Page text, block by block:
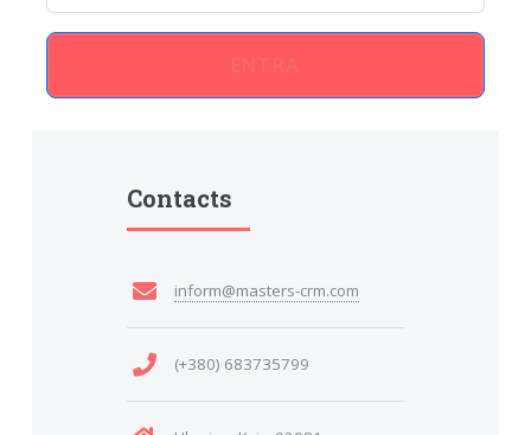
Contacts
inform@masters-crm.com
(+380) 683735799